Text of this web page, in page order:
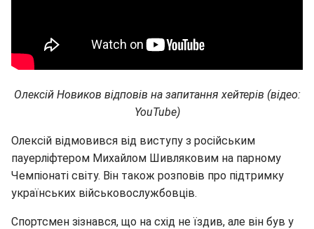
Олексій Новиков відповів на запитання хейтерів (відео:
YouTube)
Олексій відмовився від виступу з російським
пауерліфтером Михайлом Шивляковим на парному
Чемпіонаті світу. Він також розповів про підтримку
українських військовослужбовців.
Спортсмен зізнався, що на схід не їздив, але він був у